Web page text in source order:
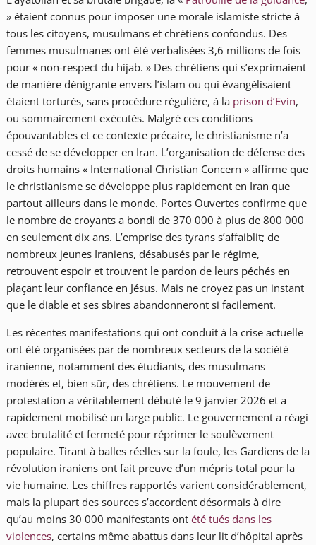
» étaient connus pour imposer une morale islamiste stricte à
tous les citoyens, musulmans et chrétiens confondus. Des
femmes musulmanes ont été verbalisées 3,6 millions de fois
pour « non-respect du hijab. » Des chrétiens qui s’exprimaient
de manière dénigrante envers l’islam ou qui évangélisaient
étaient torturés, sans procédure régulière, à la prison d’Evin,
ou sommairement exécutés. Malgré ces conditions
épouvantables et ce contexte précaire, le christianisme n’a
cessé de se développer en Iran. L’organisation de défense des
droits humains « International Christian Concern » affirme que
le christianisme se développe plus rapidement en Iran que
partout ailleurs dans le monde. Portes Ouvertes confirme que
le nombre de croyants a bondi de 370 000 à plus de 800 000
en seulement dix ans. L’emprise des tyrans s’affaiblit; de
nombreux jeunes Iraniens, désabusés par le régime,
retrouvent espoir et trouvent le pardon de leurs péchés en
plaçant leur confiance en Jésus. Mais ne croyez pas un instant
que le diable et ses sbires abandonneront si facilement.
Les récentes manifestations qui ont conduit à la crise actuelle
ont été organisées par de nombreux secteurs de la société
iranienne, notamment des étudiants, des musulmans
modérés et, bien sûr, des chrétiens. Le mouvement de
protestation a véritablement débuté le 9 janvier 2026 et a
rapidement mobilisé un large public. Le gouvernement a réagi
avec brutalité et fermeté pour réprimer le soulèvement
populaire. Tirant à balles réelles sur la foule, les Gardiens de la
révolution iraniens ont fait preuve d’un mépris total pour la
vie humaine. Les chiffres rapportés varient considérablement,
mais la plupart des sources s’accordent désormais à dire
qu’au moins 30 000 manifestants ont été tués dans les
violences, certains même abattus dans leur lit d’hôpital après